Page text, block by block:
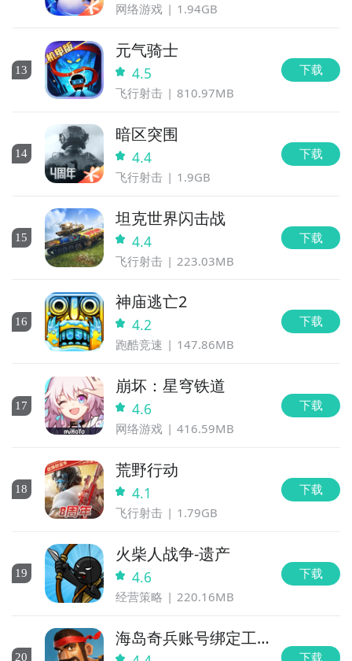
网络游戏 1.94GB
13
元气骑士
4.5
飞行射击 810.97MB
下载
14
暗区突围
4.4
飞行射击 1.9GB
下载
15
坦克世界闪击战
4.4
飞行射击 223.03MB
下载
16
神庙逃亡2
4.2
跑酷竞速 147.86MB
下载
17
崩坏：星穹铁道
4.6
网络游戏 416.59MB
下载
18
荒野行动
4.1
飞行射击 1.79GB
下载
19
火柴人战争-遗产
4.6
经营策略 220.16MB
下载
20
海岛奇兵账号绑定工
下载